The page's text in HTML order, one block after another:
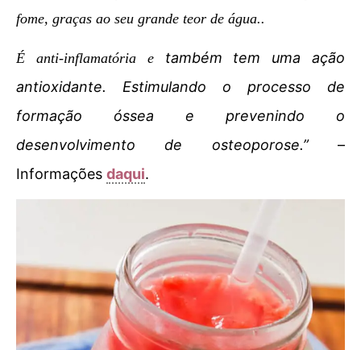
fome, graças ao seu grande teor de água..
É anti-inflamatória e também tem uma ação
antioxidante. Estimulando o processo de
formação óssea e prevenindo o
desenvolvimento de osteoporose.”–
Informações daqui.